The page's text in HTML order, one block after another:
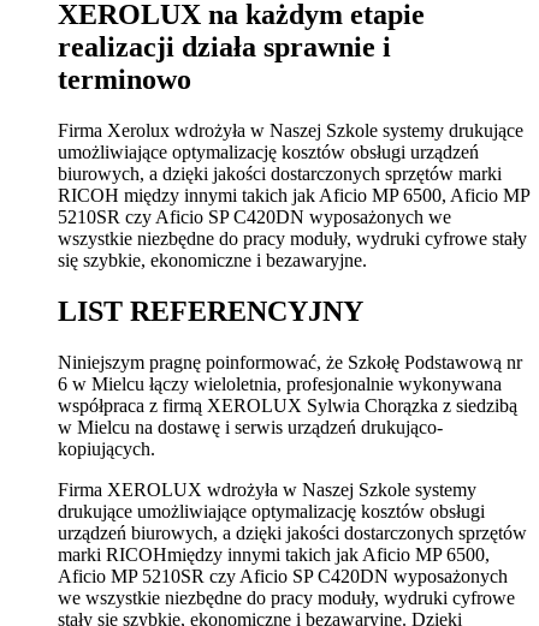
XEROLUX na każdym etapie
realizacji działa sprawnie i
terminowo
Firma Xerolux wdrożyła w Naszej Szkole systemy drukujące
umożliwiające optymalizację kosztów obsługi urządzeń
biurowych, a dzięki jakości dostarczonych sprzętów marki
RICOH między innymi takich jak Aficio MP 6500, Aficio MP
5210SR czy Aficio SP C420DN wyposażonych we
wszystkie niezbędne do pracy moduły, wydruki cyfrowe stały
się szybkie, ekonomiczne i bezawaryjne.
LIST REFERENCYJNY
Niniejszym pragnę poinformować, że Szkołę Podstawową nr
6 w Mielcu łączy wieloletnia, profesjonalnie wykonywana
współpraca z firmą XEROLUX Sylwia Chorązka z siedzibą
w Mielcu na dostawę i serwis urządzeń drukująco-
kopiujących.
Firma XEROLUX wdrożyła w Naszej Szkole systemy
drukujące umożliwiające optymalizację kosztów obsługi
urządzeń biurowych, a dzięki jakości dostarczonych sprzętów
marki RICOHmiędzy innymi takich jak Aficio MP 6500,
Aficio MP 5210SR czy Aficio SP C420DN wyposażonych
we wszystkie niezbędne do pracy moduły, wydruki cyfrowe
stały się szybkie, ekonomiczne i bezawaryjne. Dzięki